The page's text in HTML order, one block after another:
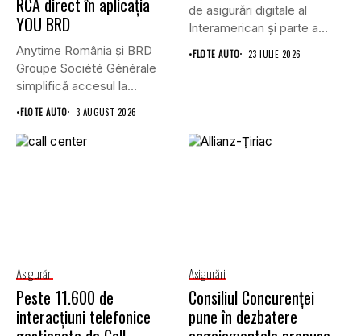
YOU BRD
Anytime România și BRD
Groupe Société Générale
simplifică accesul la
asigurările auto...
•FLOTE AUTO 3 AUGUST 2026
de asigurări digitale al
Interamerican și parte a
Grupului...
•FLOTE AUTO 23 IULIE 2026
Asigurări
Peste 11.600 de
interacțiuni telefonice
Asigurări
Consiliul Concurenţei
pune în dezbatere